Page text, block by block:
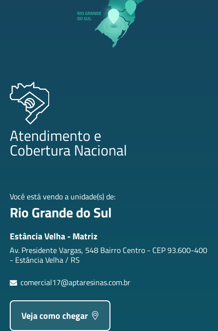
PR
SC
RS
Atendimento e
Cobertura Nacional
Você está vendo a unidade(s) de:
Rio Grande do Sul
Estância Velha - Matriz
Av. Presidente Vargas, 548 Bairro Centro - CEP 93.600-400
- Estância Velha / RS
comercial17@aptaresinas.com.br
Veja como chegar